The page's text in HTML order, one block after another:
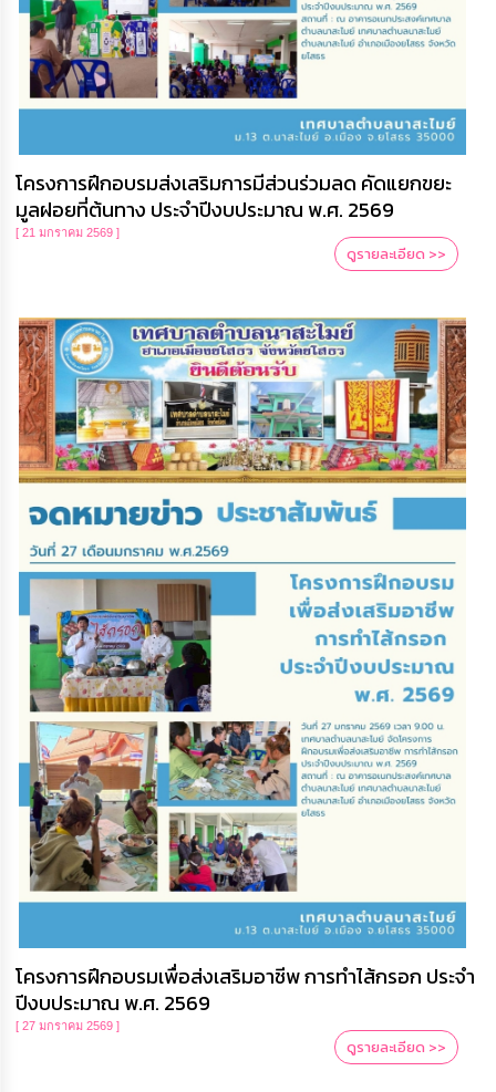
โครงการฝึกอบรมส่งเสริมการมีส่วนร่วมลด คัดแยกขยะ
มูลฝอยที่ต้นทาง ประจำปีงบประมาณ พ.ศ. 2569
[ 21 มกราคม 2569 ]
ดูรายละเอียด >>
โครงการฝึกอบรมเพื่อส่งเสริมอาชีพ การทำไส้กรอก ประจำ
ปีงบประมาณ พ.ศ. 2569
[ 27 มกราคม 2569 ]
ดูรายละเอียด >>